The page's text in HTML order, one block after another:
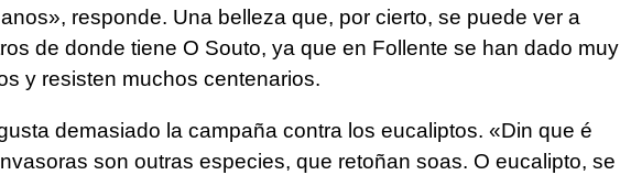
», responde. Una belleza que, por cierto, se puede ver a
de donde tiene O Souto, ya que en Follente se han dado muy
y resisten muchos centenarios.
demasiado la campaña contra los eucaliptos. «Din que é
son outras especies, que retoñan soas. O eucalipto, se